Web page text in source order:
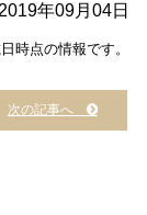
年09月04日
時点の情報です。